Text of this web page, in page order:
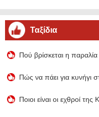
Ταξίδια
Πού βρίσκεται η
Πώς να πάει για κυνήγι
Ποιοι είναι οι εχθροί